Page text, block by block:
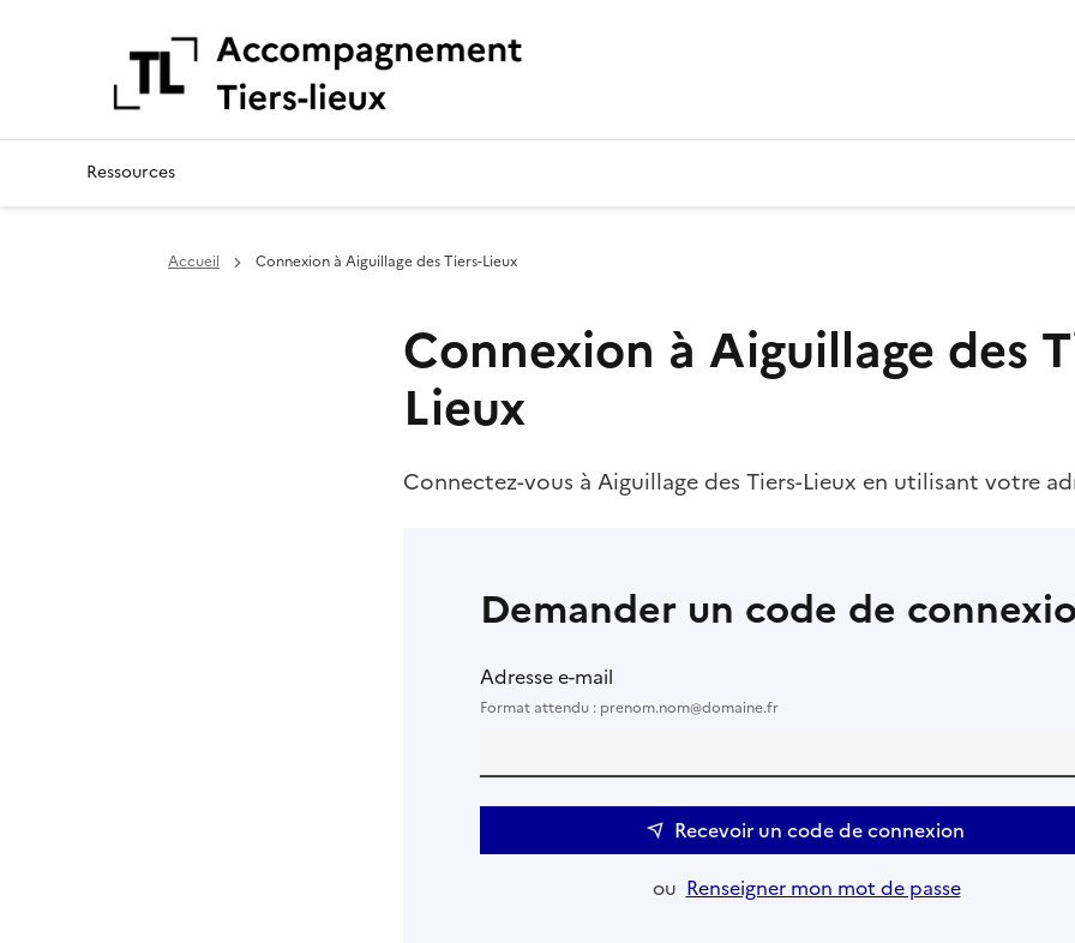
Aiguillage des Tiers-Lieux
Ressources
Accueil Connexion à Aiguillage des Tiers-Lieux
Connexion à Aiguillage des
Lieux
Connectez-vous à Aiguillage des Tiers-Lieux en utilisant votre
Demander un code de
Adresse e-mail
Format attendu : prenom.nom@domaine.fr
Recevoir un code de connexion
ou Renseigner mon mot de passe